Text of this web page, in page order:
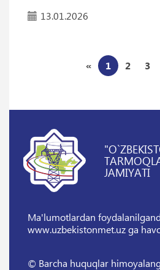
13.01.2026
« 1 2 3
JAMIYATI
Ma'lumotlardan
www.uzbekistonmet.uz ga
© Barcha huquqlar